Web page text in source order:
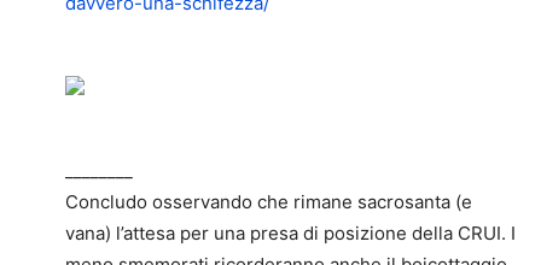
Concludo osservando che rimane sacrosanta (e
vana) l’attesa per una presa di posizione della CRUI. I